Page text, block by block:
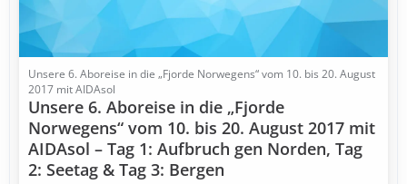
Unsere 6. Aboreise in die „Fjorde Norwegens“ vom 10. bis 20. August
2017 mit AIDAsol
Unsere 6. Aboreise in die „Fjorde
Norwegens“ vom 10. bis 20. August 2017 mit
AIDAsol – Tag 1: Aufbruch gen Norden, Tag
2: Seetag & Tag 3: Bergen